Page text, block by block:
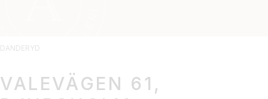
DANDERYD
VALEVÄGEN 61,